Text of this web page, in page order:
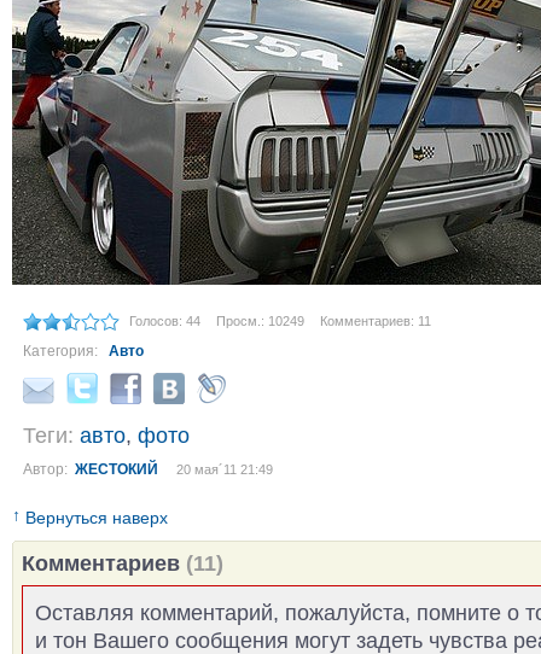
Голосов: 44 Просм.: 10249 Комментариев: 11
Категория: Авто
Теги: авто, фото
Автор: ЖЕСТОКИЙ 20 мая´11 21:49
↑ Вернуться наверх
Комментариев (11)
Оставляя комментарий, пожалуйста, помните о
и тон Вашего сообщения могут задеть чувства